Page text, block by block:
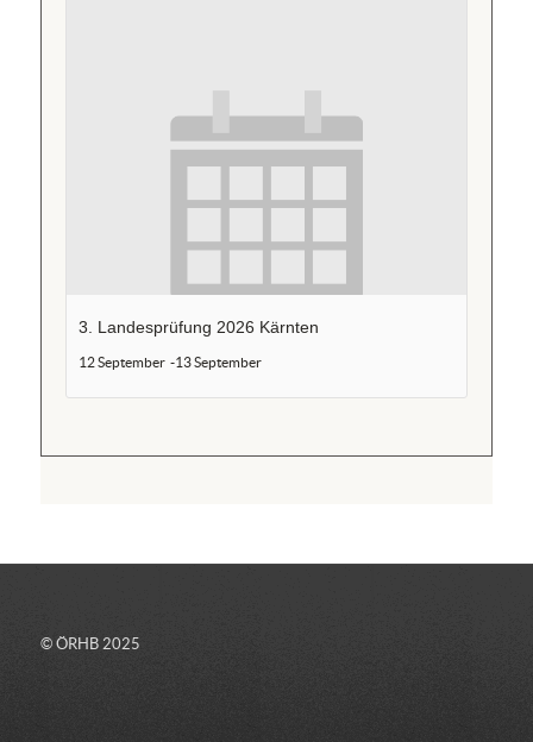
3. Landesprüfung 2026 Kärnten
12 September -13 September
© ÖRHB 2025